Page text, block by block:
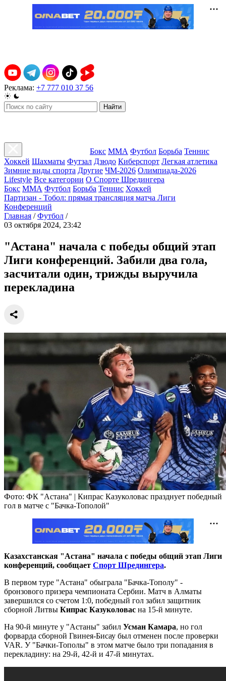
Реклама: +7 777 010 37 56
Найти
Бокс ММА Футбол Борьба Теннис
Хоккей Шахматы Футзал Дзюдо Киберспорт Легкая атлетика
Зимние виды спорта Другие ЧМ-2026 Олимпиада-2026
Lifestyle Все категории О Спорте Шредингера
Бокс ММА Футбол Борьба Теннис Хоккей
Партизан - Тобол: прямая трансляция матча Лиги
Конференций
Главная / Футбол /
03 октября 2024, 23:42
"Астана" начала с победы общий этап
Лиги конференций. Забили два гола,
засчитали один, трижды выручила
перекладина
Фото: ФК "Астана" | Кипрас Казуколовас празднует победный
гол в матче с "Бачка-Тополой"
Казахстанская "Астана" начала с победы общий этап Лиги
конференций, сообщает Спорт Шредингера.
В первом туре "Астана" обыграла "Бачка-Тополу" -
бронзового призера чемпионата Сербии. Матч в Алматы
завершился со счетом 1:0, победный гол забил защитник
сборной Литвы Кипрас Казуколовас на 15-й минуте.
На 90-й минуте у "Астаны" забил Усман Камара, но гол
форварда сборной Гвинея-Бисау был отменен после проверки
VAR. У "Бачки-Тополы" в этом матче было три попадания в
перекладину: на 29-й, 42-й и 47-й минутах.